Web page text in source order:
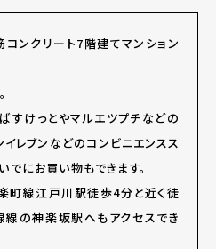
ンクリート7階建てマンション
すけっとやマルエツプチなどの
レブンなどのコンビニエンスス
にお買い物もできます。
町線江戸川駅徒歩4分と近く徒
の神楽坂駅へもアクセスでき